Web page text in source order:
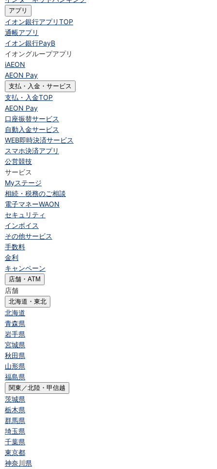
アプリ
イオン銀行アプリTOP
通帳アプリ
イオン銀行PayB
イオングループアプリ
iAEON
AEON Pay
支払・入金・サービス
支払・入金TOP
AEON Pay
口座振替サービス
自動入金サービス
WEB即時決済サービス
スマホ決済アプリ
公営競技
サービス
Myステージ
相続・税務のご相談
電子マネーWAON
セキュリティ
インボイス
その他サービス
手数料
金利
キャンペーン
店舗・ATM
店舗
北海道・東北
北海道
青森県
岩手県
宮城県
秋田県
山形県
福島県
関東／北陸・甲信越
茨城県
栃木県
群馬県
埼玉県
千葉県
東京都
神奈川県